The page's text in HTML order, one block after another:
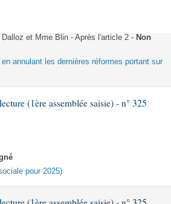
et Mme Blin - Après l'article 2 - Non
annulant les dernières réformes portant sur
(1ère assemblée saisie) - n° 325
pour 2025)